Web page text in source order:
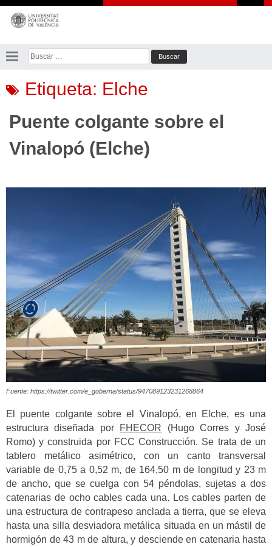
Saltar
contenido
Buscar:
Etiqueta: Elche
Puente colgante sobre el
Vinalopó (Elche)
Fuente: https://twitter.com/e_goberna/status/947089123231268864
El puente colgante sobre el Vinalopó, en Elche, es una
estructura diseñada por
FHECOR (Hugo Corres y José
Romo) y construida por FCC Construcción. Se trata de un
tablero metálico asimétrico, con un canto transversal
variable de 0,75 a 0,52 m, de 164,50 m de longitud y 23 m
de ancho, que se cuelga con 54 péndolas, sujetas a dos
catenarias de ocho cables cada una. Los cables parten de
una estructura de contrapeso anclada a tierra, que se eleva
hasta una silla desviadora metálica situada en un mástil de
hormigón de 43 m de altura, y desciende en catenaria hasta